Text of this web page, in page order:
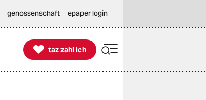
genossenschaft epaper login

taz zahl ich
taz zahl ich